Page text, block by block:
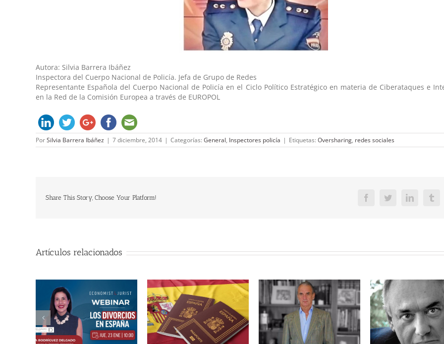
Autora: Silvia Barrera Ibáñez
Inspectora del Cuerpo Nacional de Policía. Jefa de Grupo de Redes
Representante Española del Cuerpo Nacional de Policía en el Ciclo Político Estratégico en materia de Ciberataques e
en la Red de la Comisión Europea a través de EUROPOL
PorSilvia Barrera Ibáñez | 7 diciembre, 2014 | Categorías: General, Inspectores policía | Etiquetas: Oversharing, redes sociales
Share This Story, Choose Your Platform! FacebookTwitterLinkedIn
Artículos relacionados
Puntos claves del nuevo
Reglamento de Extranjería
¿Se avecina el rescate de
nuestra economía?
¿Seguiremos
anatematizando a los
La pericia médica en los
tribunales
Europa bien
café